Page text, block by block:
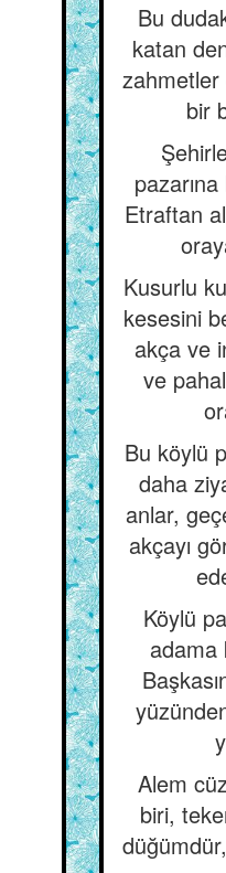
Bu
katan
zahmetler
bir
Etraftan
Kusurlu
kesesini
akça ve
ve
Bu köylü
daha
anlar,
akçayı
Köylü
adama
Alem
biri,